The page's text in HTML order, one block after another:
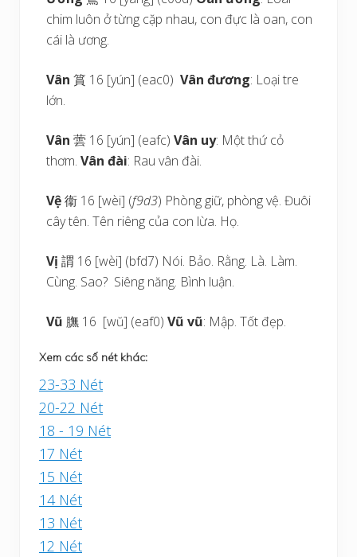
chim luôn ở từng cặp nhau, con đực là oan, con
cái là ương.
Vân篔 16 [yún] (eac0)Vân đương: Loại tre
lớn.
Vân蕓 16 [yún] (eafc)Vân uy: Một thứ cỏ
thơm.Vân đài: Rau vân đài.
Vệ衞 16 [wèi] (f9d3) Phòng giữ, phòng vệ. Đuôi
cây tên. Tên riêng của con lừa. Họ.
Vị謂 16 [wèi] (bfd7) Nói. Bảo. Rằng. Là. Làm.
Cùng. Sao? Siêng năng. Bình luận.
Vũ 膴 16 [wŭ] (eaf0)Vũ vũ: Mập. Tốt đẹp.
Xem các số nét khác:
23-33 Nét
20-22 Nét
18 - 19 Nét
17 Nét
15 Nét
14 Nét
13 Nét
12 Nét